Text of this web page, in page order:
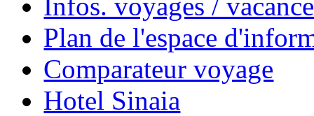
Plan de l'espace
Comparateur voyage
Hotel Sinaia